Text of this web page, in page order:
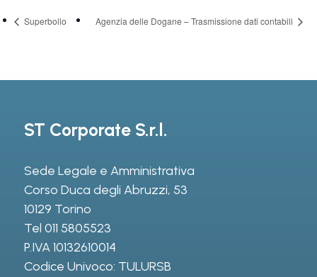
Superbollo Agenzia delle Dogane – Trasmissione dati contabili
ST Corporate S.r.l.
Sede Legale e Amministrativa
Corso Duca degli Abruzzi, 53
10129 Torino
Tel 011 5805523
P.IVA 10132610014
Codice Univoco: TULURSB